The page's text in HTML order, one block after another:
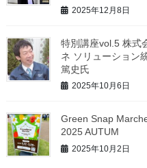
2025年12月8日
特別講座vol.5 株式
ネ ソリューション
篤史氏
2025年10月6日
Green Snap
2025 AUTUM
2025年10月2日